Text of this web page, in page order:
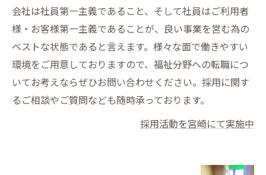
会社は社員第一主義であること、そして社員はご利用者
様・お客様第一主義であることが、良い事業を営む為の
ベストな状態であると言えます。様々な面で働きやすい
環境をご用意しておりますので、福祉分野への転職につ
いてお考えならぜひお問い合わせください。採用に関す
るご相談やご質問なども随時承っております。
採用活動を宮崎にて実施中